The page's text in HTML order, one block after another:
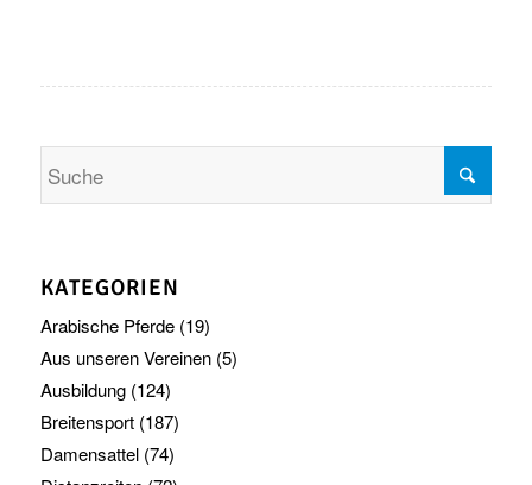
KATEGORIEN
Arabische Pferde(19)
Aus unseren Vereinen(5)
Ausbildung(124)
Breitensport(187)
Damensattel(74)